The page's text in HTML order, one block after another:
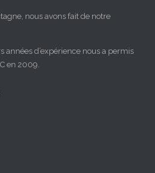
nous avons fait de notre
années d’expérience nous a permis
en 2009.